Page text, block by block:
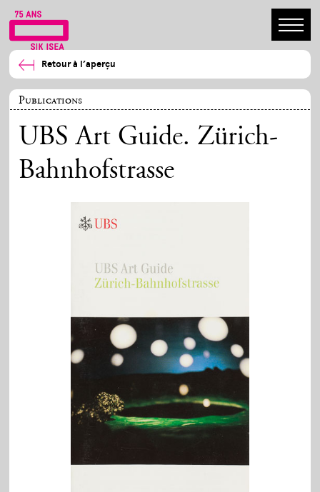
Retour à l’aperçu
Publications
UBS Art Guide. Zürich-
Bahnhofstrasse